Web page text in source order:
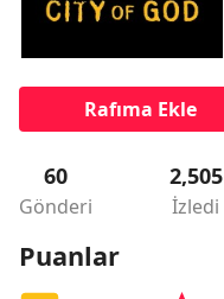
Rafıma Ekle
60
Gönderi
2,505
İzledi
Puanlar